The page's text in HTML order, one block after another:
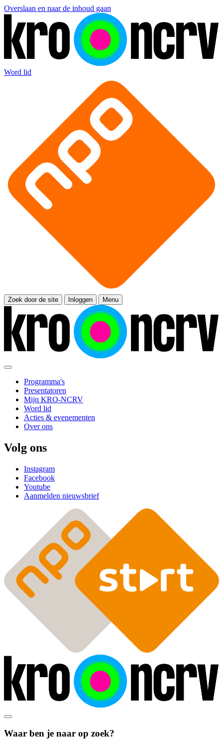
Overslaan en naar de inhoud gaan
Word lid
Zoek door de site Inloggen Menu
Programma's
Presentatoren
Mijn KRO-NCRV
Word lid
Acties & evenementen
Over ons
Volg ons
Instagram
Facebook
Youtube
Aanmelden nieuwsbrief
Waar ben je naar op zoek?